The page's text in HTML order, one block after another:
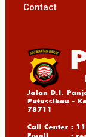
Contact